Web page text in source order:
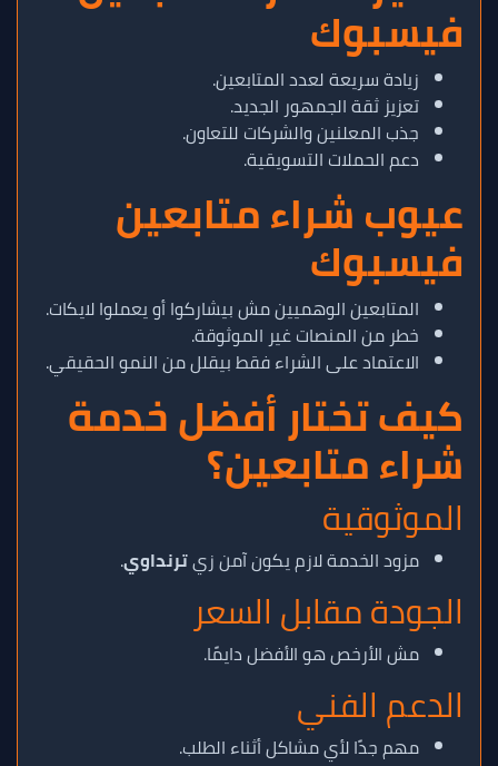
فيسبوك
زيادة سريعة لعدد المتابعين.
تعزيز ثقة الجمهور الجديد.
جذب المعلنين والشركات للتعاون.
دعم الحملات التسويقية.
عيوب شراء متابعين
فيسبوك
المتابعين الوهميين مش بيشاركوا أو يعملوا لايكات.
خطر من المنصات غير الموثوقة.
الاعتماد على الشراء فقط بيقلل من النمو الحقيقي.
كيف تختار أفضل خدمة
شراء متابعين؟
الموثوقية
مزود الخدمة لازم يكون آمن زيترنداوي.
الجودة مقابل السعر
مش الأرخص هو الأفضل دايمًا.
الدعم الفني
مهم جدًا لأي مشاكل أثناء الطلب.